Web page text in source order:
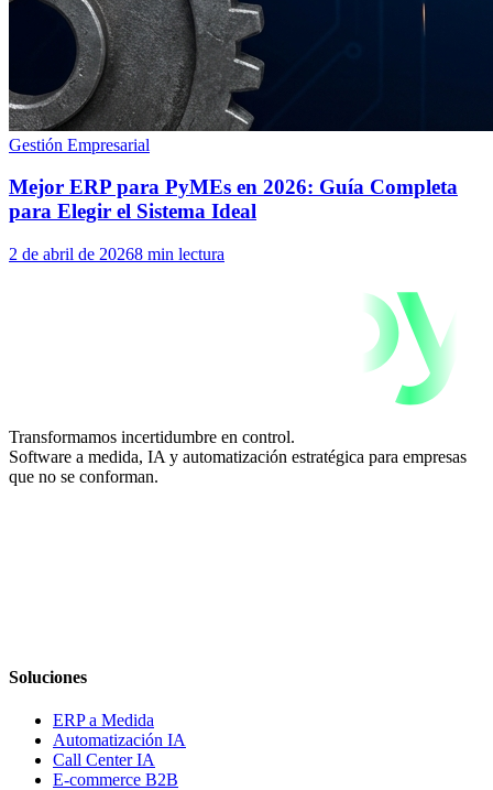
Gestión Empresarial
Mejor ERP para PyMEs en 2026: Guía Completa
para Elegir el Sistema Ideal
2 de abril de 20268 min lectura
Transformamos incertidumbre en control.
Software a medida, IA y automatización estratégica para empresas
que no se conforman.
Soluciones
ERP a Medida
Automatización IA
Call Center IA
E-commerce B2B